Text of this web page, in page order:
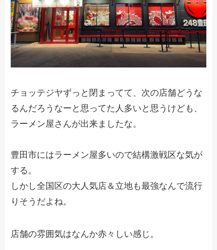
チョッテジヤずっと閉まってて、次の店舗どうな
るんだろうなーと思ってた人多いと思うけども、
ラーメン屋さんが出来ましたな。
豊田市にはラーメン屋多いので結構激戦区な気が
する。
しかし全国区の大人気店＆立地も最強なんで流行
りそうだよね。
店舗の雰囲気はなんか赤々しい感じ。